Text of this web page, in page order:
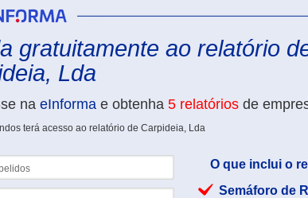
gratuitamente ao relatório
Lda
na eInforma e obtenha 5 relatórios de
terá acesso ao relatório de Carpideia, Lda
O que inclui o
Semáforo de